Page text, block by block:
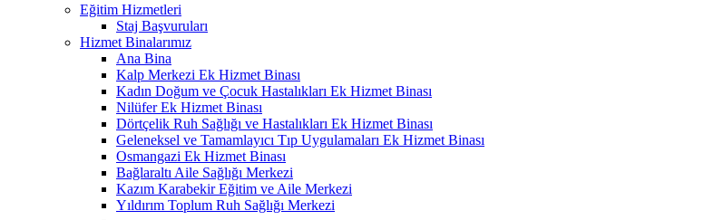
Eğitim Hizmetleri
Staj Başvuruları
Hizmet Binalarımız
Ana Bina
Kalp Merkezi Ek Hizmet Binası
Kadın Doğum ve Çocuk Hastalıkları Ek Hizmet Binası
Nilüfer Ek Hizmet Binası
Dörtçelik Ruh Sağlığı ve Hastalıkları Ek Hizmet Binası
Geleneksel ve Tamamlayıcı Tıp Uygulamaları Ek Hizmet Binası
Osmangazi Ek Hizmet Binası
Bağlaraltı Aile Sağlığı Merkezi
Kazım Karabekir Eğitim ve Aile Merkezi
Yıldırım Toplum Ruh Sağlığı Merkezi